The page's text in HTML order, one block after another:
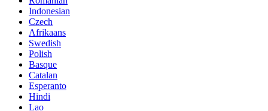
Indonesian
Czech
Afrikaans
Swedish
Polish
Basque
Catalan
Esperanto
Hindi
Lao